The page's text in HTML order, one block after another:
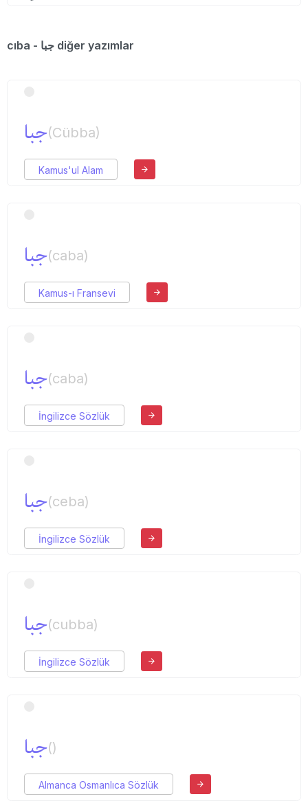
cıba - جبا diğer yazımlar
جبا(Cübba)
Kamus'ul Alam
جبا(caba)
Kamus-ı Fransevi
جبا(caba)
İngilizce Sözlük
جبا(ceba)
İngilizce Sözlük
جبا(cubba)
İngilizce Sözlük
جبا()
Almanca Osmanlıca Sözlük